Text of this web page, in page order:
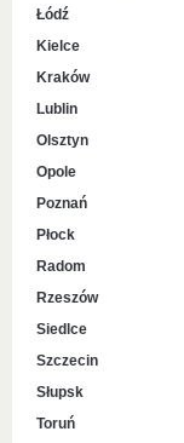
Łódź
Kielce
Kraków
Lublin
Olsztyn
Opole
Poznań
Płock
Radom
Rzeszów
Siedlce
Szczecin
Słupsk
Toruń